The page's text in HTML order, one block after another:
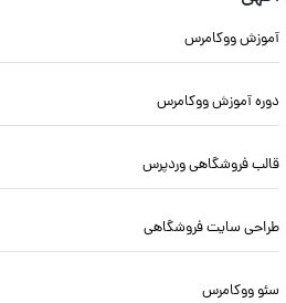
آموزش ووکامرس
دوره آموزش ووکامرس
قالب فروشگاهی وردپرس
طراحی سایت فروشگاهی
سئو ووکامرس